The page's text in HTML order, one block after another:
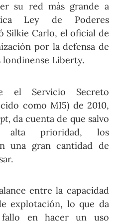
su red más grande a
Ley de Poderes
Silkie Carlo, el oficial de
por la defensa de
londinense Liberty.
el Servicio Secreto
como MI5) de 2010,
da cuenta de que salvo
alta prioridad, los
una gran cantidad de
entre la capacidad
explotación, lo que da
en hacer un uso